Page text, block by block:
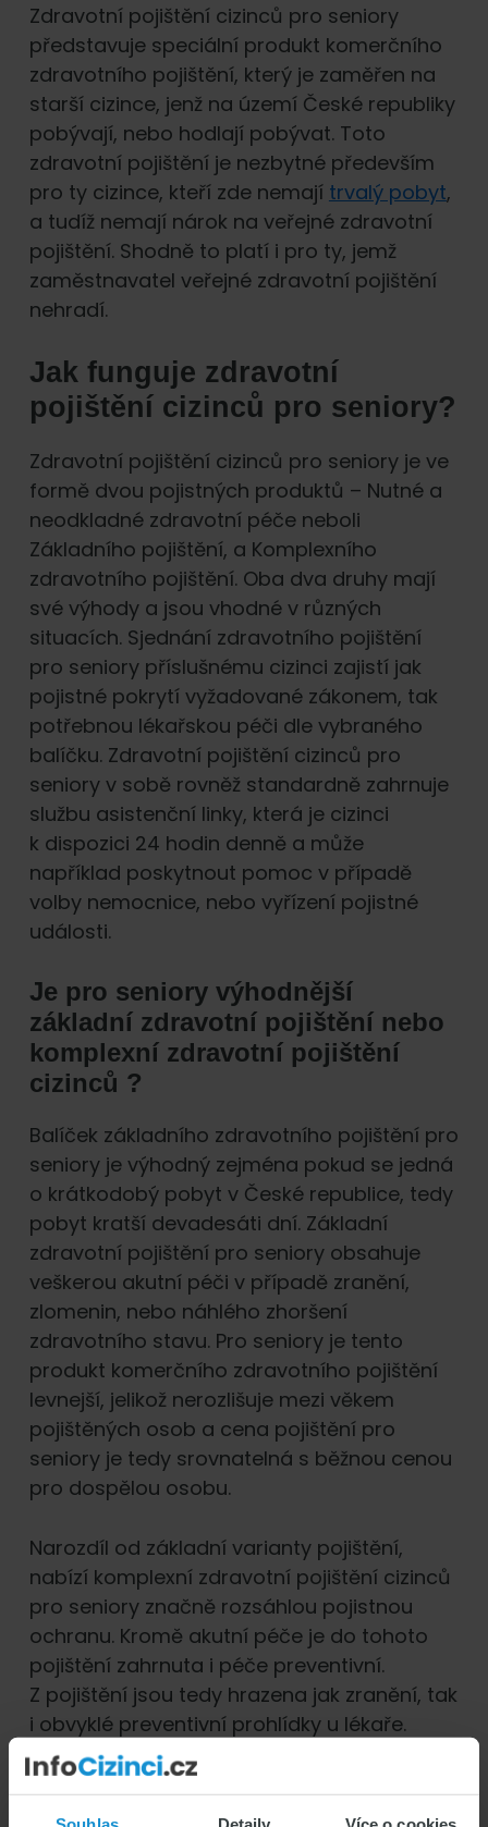
Zdravotní pojištění cizinců pro seniory
představuje speciální produkt komerčního
zdravotního pojištění, který je zaměřen na
starší cizince, jenž na území České republiky
pobývají, nebo hodlají pobývat. Toto
zdravotní pojištění je nezbytné především
pro ty cizince, kteří zde nemají trvalý pobyt,
a tudíž nemají nárok na veřejné zdravotní
pojištění. Shodně to platí i pro ty, jemž
zaměstnavatel veřejné zdravotní pojištění
nehradí.
Jak funguje zdravotní
pojištění cizinců pro seniory?
Zdravotní pojištění cizinců pro seniory je ve
formě dvou pojistných produktů – Nutné a
neodkladné zdravotní péče neboli
Základního pojištění, a Komplexního
zdravotního pojištění. Oba dva druhy mají
své výhody a jsou vhodné v různých
situacích. Sjednání zdravotního pojištění
pro seniory příslušnému cizinci zajistí jak
pojistné pokrytí vyžadované zákonem, tak
potřebnou lékařskou péči dle vybraného
balíčku. Zdravotní pojištění cizinců pro
seniory v sobě rovněž standardně zahrnuje
službu asistenční linky, která je cizinci
k dispozici 24 hodin denně a může
například poskytnout pomoc v případě
volby nemocnice, nebo vyřízení pojistné
události.
Je pro seniory výhodnější
základní zdravotní pojištění nebo
komplexní zdravotní pojištění
cizinců ?
Balíček základního zdravotního pojištění pro
seniory je výhodný zejména pokud se jedná
o krátkodobý pobyt v České republice, tedy
pobyt kratší devadesáti dní. Základní
zdravotní pojištění pro seniory obsahuje
veškerou akutní péči v případě zranění,
zlomenin, nebo náhlého zhoršení
zdravotního stavu. Pro seniory je tento
produkt komerčního zdravotního pojištění
levnejší, jelikož nerozlišuje mezi věkem
pojištěných osob a cena pojištění pro
seniory je tedy srovnatelná s běžnou cenou
pro dospělou osobu.
Narozdíl od základní varianty pojištění,
nabízí komplexní zdravotní pojištění cizinců
pro seniory značně rozsáhlou pojistnou
ochranu. Kromě akutní péče je do tohoto
pojištění zahrnuta i péče preventivní.
Z pojištění jsou tedy hrazena jak zranění, tak
i obvyklé preventivní prohlídky u lékaře.
Pojištění je nezbytné zejména u pobytů
delších jak devadesát dní. Cena
komplexního zdravotního pojištění je však